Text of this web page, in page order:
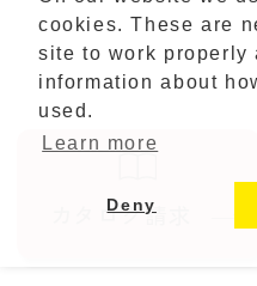
カタログ請求
お客さま
cookies. These are
site to work properly
information about
used.
Learn more
Deny